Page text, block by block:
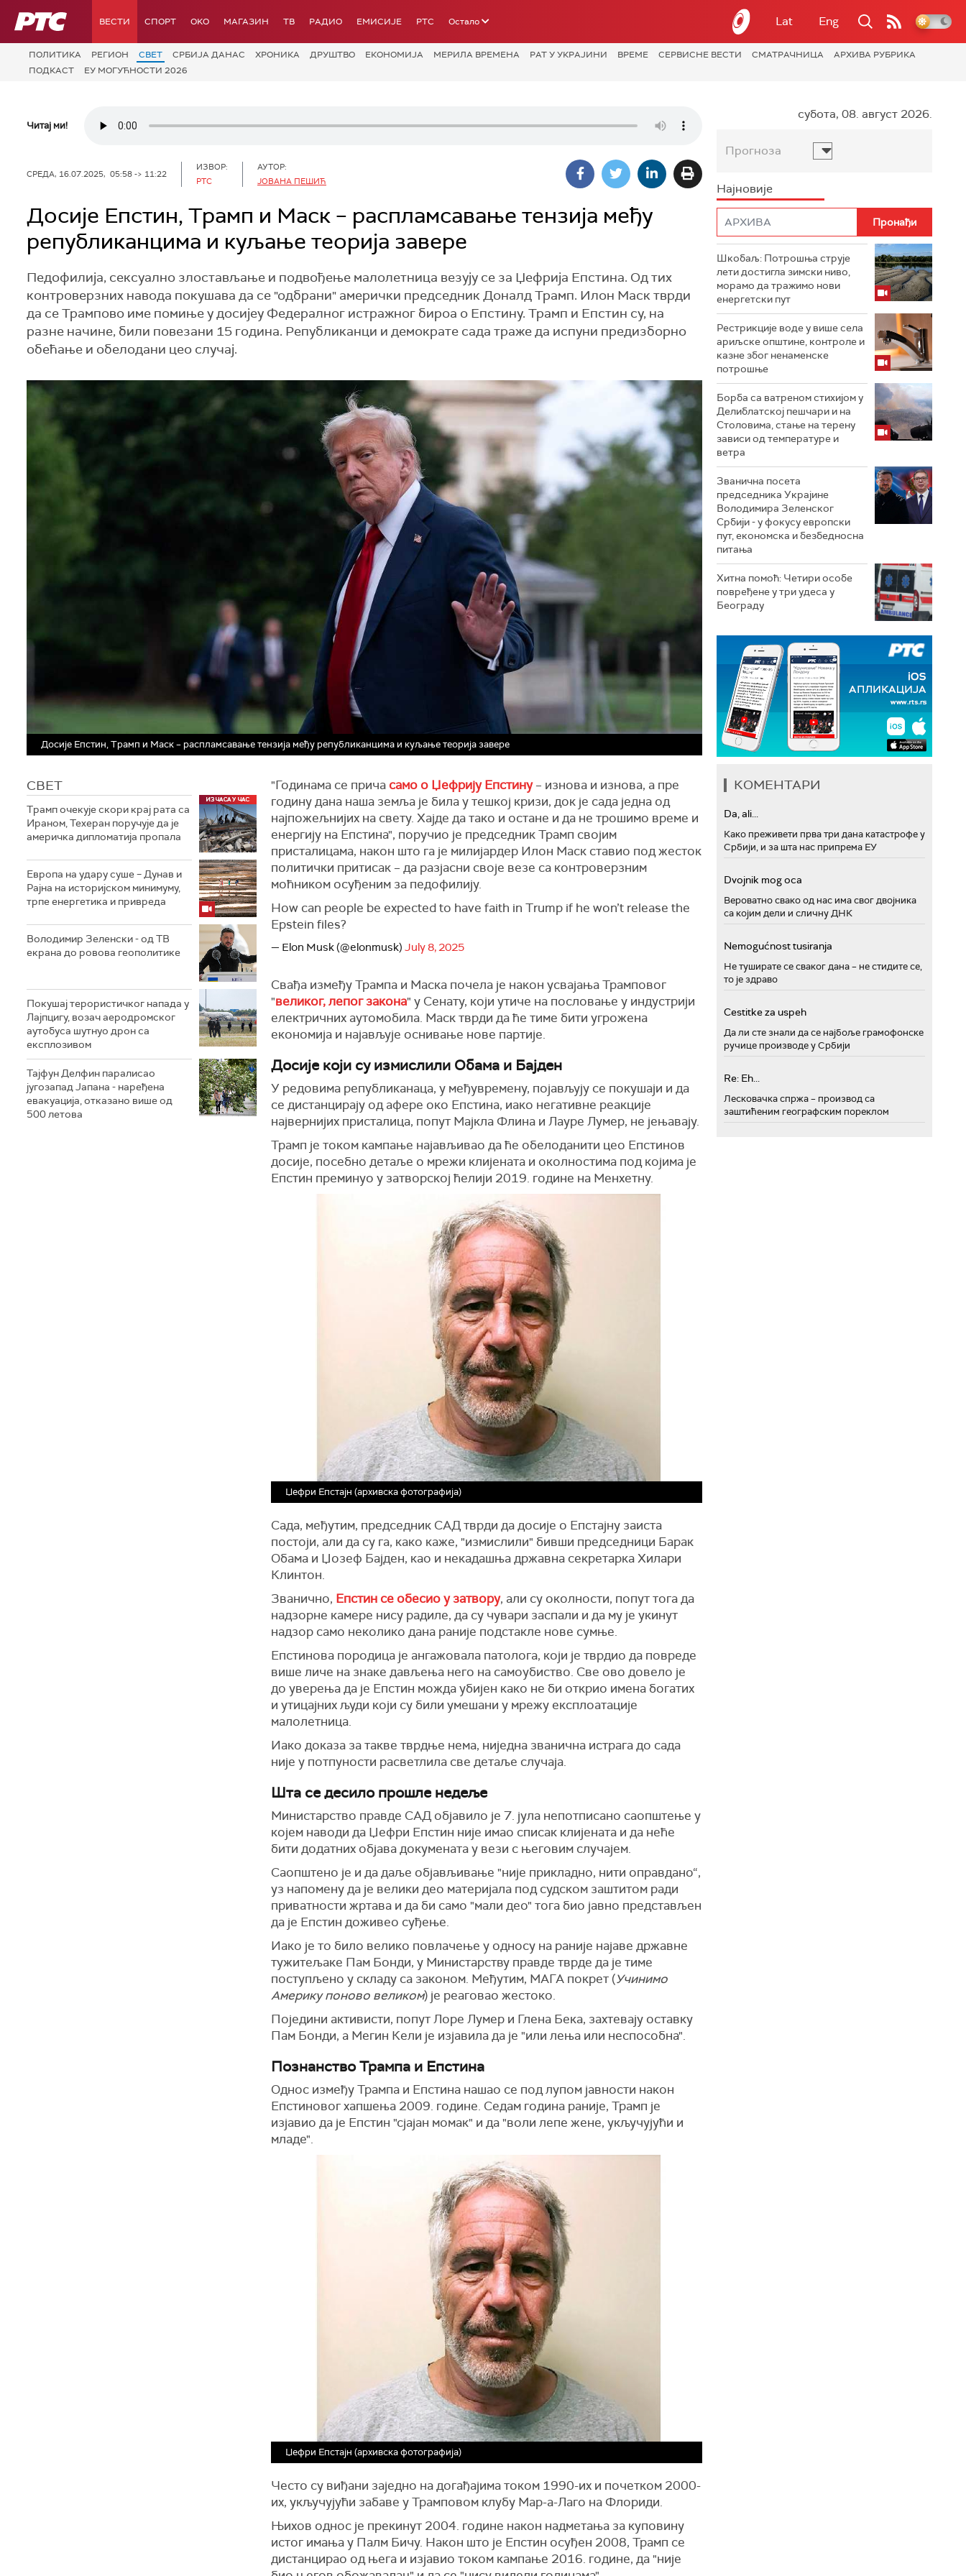
РТС ВЕСТИ СПОРТ OKO МАГАЗИН ТВ РАДИО ЕМИСИЈЕ РТС Остало Lat Eng
ПОЛИТИКА РЕГИОН СВЕТ СРБИЈА ДАНАС ХРОНИКА ДРУШТВО ЕКОНОМИЈА МЕРИЛА ВРЕМЕНА РАТ У УКРАЈИНИ ВРЕМЕ СЕРВИСНЕ ВЕСТИ СМАТРАЧНИЦА
АРХИВА РУБРИКА
ПОДКАСТ
ЕУ МОГУЋНОСТИ 2026
Читај ми!
СРЕДА, 16.07.2025, 05:58 -> 11:22
ИЗВОР:
РТС
АУТОР:
ЈОВАНА ПЕШИЋ
Досије Епстин, Трамп и Маск – распламсавање тензија међу
републиканцима и куљање теорија завере
Педофилија, сексуално злостављање и подвођење малолетница везују се за Џефрија Епстина. Од тих
контроверзних навода покушава да се "одбрани" амерички председник Доналд Трамп. Илон Маск тврди
да се Трампово име помиње у досијеу Федералног истражног бироа о Епстину. Трамп и Епстин су, на
разне начине, били повезани 15 година. Републиканци и демократе сада траже да испуни предизборно
обећање и обелодани цео случај.
Досије Епстин, Трамп и Маск – распламсавање тензија међу републиканцима и куљање теорија завере
СВЕТ
Трамп очекује скори крај рата са
Ираном, Техеран поручује да је
америчка дипломатија пропала
Европа на удару суше – Дунав и
Рајна на историјском минимуму,
трпе енергетика и привреда
Володимир Зеленски - од ТВ
екрана до ровова геополитике
Покушај терористичког напада у
Лајпцигу, возач аеродромског
аутобуса шутнуо дрон са
експлозивом
Тајфун Делфин паралисао
југозапад Јапана - наређена
евакуација, отказано више од
500 летова
"Годинама се прича само о Џефрију Епстину– изнова и изнова, а пре
годину дана наша земља је била у тешкој кризи, док је сада једна од
најпожељнијих на свету. Хајде да тако и остане и да не трошимо време и
енергију на Епстина", поручио је председник Трамп својим
присталицама, након што га је милијардер Илон Маск ставио под жесток
политички притисак – да разјасни своје везе са контроверзним
моћником осуђеним за педофилију.
How can people be expected to have faith in Trump if he won’t release the
Epstein files?
— Elon Musk (@elonmusk) July 8, 2025
Свађа између Трампа и Маска почела је након усвајања Трамповог
"великог, лепог закона" у Сенату, који утиче на пословање у индустрији
електричних аутомобила. Маск тврди да ће тиме бити угрожена
економија и најављује оснивање нове партије.
Досије који су измислили Обама и Бајден
У редовима републиканаца, у међувремену, појављују се покушаји и да
се дистанцирају од афере око Епстина, иако негативне реакције
највернијих присталица, попут Мајкла Флина и Лауре Лумер, не јењавају.
Трамп је током кампање најављивао да ће обелоданити цео Епстинов
досије, посебно детаље о мрежи клијената и околностима под којима је
Епстин преминуо у затворској ћелији 2019. године на Менхетну.
Џефри Епстајн (архивска фотографија)
Сада, међутим, председник САД тврди да досије о Епстајну заиста
постоји, али да су га, како каже, "измислили" бивши председници Барак
Обама и Џозеф Бајден, као и некадашња државна секретарка Хилари
Клинтон.
Званично, Епстин се обесио у затвору, али су околности, попут тога да
надзорне камере нису радиле, да су чувари заспали и да му је укинут
надзор само неколико дана раније подстакле нове сумње.
Епстинова породица је ангажовала патолога, који је тврдио да повреде
више личе на знаке дављења него на самоубиство. Све ово довело је
до уверења да је Епстин можда убијен како не би открио имена богатих
и утицајних људи који су били умешани у мрежу експлоатације
малолетница.
Иако доказа за такве тврдње нема, ниједна званична истрага до сада
није у потпуности расветлила све детаље случаја.
Шта се десило прошле недеље
Министарство правде САД објавило је 7. јула непотписано саопштење у
којем наводи да Џефри Епстин није имао списак клијената и да неће
бити додатних објава докумената у вези с његовим случајем.
Саопштено је и да даље објављивање "није прикладно, нити оправдано“,
уз напомену да је велики део материјала под судском заштитом ради
приватности жртава и да би само "мали део" тога био јавно представљен
да је Епстин доживео суђење.
Иако је то било велико повлачење у односу на раније најаве државне
тужитељаке Пам Бонди, у Министарству правде тврде да је тиме
поступљено у складу са законом. Међутим, МАГА покрет (Учинимо
Америку поново великом) је реаговао жестоко.
Поједини активисти, попут Лоре Лумер и Глена Бека, захтевају оставку
Пам Бонди, а Мегин Кели је изјавила да је "или лења или неспособна".
Познанство Трампа и Епстина
Однос између Трампа и Епстина нашао се под лупом јавности након
Епстиновог хапшења 2009. године. Седам година раније, Трамп је
изјавио да је Епстин "сјајан момак" и да "воли лепе жене, укључујући и
младе".
Џефри Епстајн (архивска фотографија)
Често су виђани заједно на догађајима током 1990-их и почетком 2000-
их, укључујући забаве у Трамповом клубу Мар-а-Лаго на Флориди.
Њихов однос је прекинут 2004. године након надметања за куповину
истог имања у Палм Бичу. Након што је Епстин осуђен 2008, Трамп се
дистанцирао од њега и изјавио током кампање 2016. године, да "није
субота, 08. август 2026.
Прогноза
Најновије
Шкобаљ: Потрошња струје
лети достигла зимски ниво,
морамо да тражимо нови
енергетски пут
Рестрикције воде у више села
ариљске општине, контроле и
казне због ненаменске
потрошње
Борба са ватреном стихијом у
Делиблатској пешчари и на
Столовима, стање на терену
зависи од температуре и
ветра
Званична посета
председника Украјине
Володимира Зеленског
Србији - у фокусу европски
пут, економска и безбедносна
питања
Хитна помоћ: Четири особе
повређене у три удеса у
Београду
КОМЕНТАРИ
Da, ali...
Како преживети прва три дана катастрофе у
Србији, и за шта нас припрема ЕУ
Dvojnik mog oca
Вероватно свако од нас има свог двојника
са којим дели и сличну ДНК
Nemogućnost tusiranja
Не туширате се сваког дана – не стидите се,
то је здраво
Cestitke za uspeh
Да ли сте знали да се најбоље грамофонске
ручице производе у Србији
Re: Eh...
Лесковачка спржа – производ са
заштићеним географским пореклом